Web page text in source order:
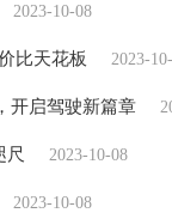
2023-10-08
比天花板 2023-
开启驾驶新篇章
尺 2023-10-08
2023-10-08